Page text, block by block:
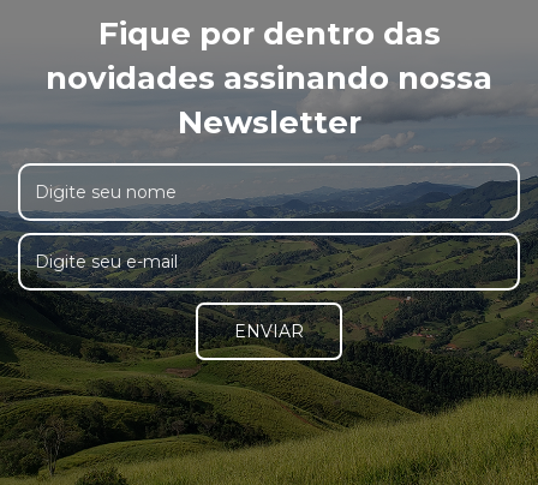
Fique por dentro das
novidades assinando nossa
Newsletter
ENVIAR